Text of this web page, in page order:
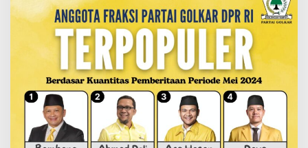
'
K
e
m
b
a
l
i
'
R
i
l